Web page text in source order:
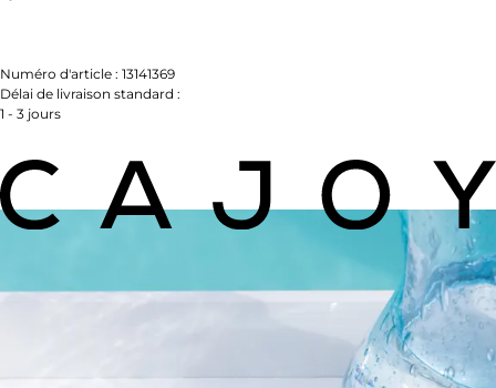
Numéro d'article : 13141369
Délai de livraison standard :
1 - 3 jours